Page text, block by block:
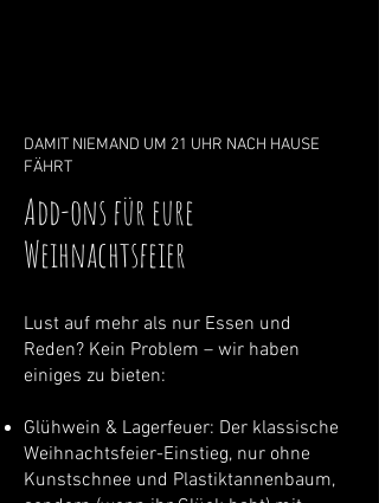
DAMIT NIEMAND UM 21 UHR NACH HAUSE
FÄHRT
Add-ons für eure
Weihnachtsfeier
Lust auf mehr als nur Essen und
Reden? Kein Problem – wir haben
einiges zu bieten:
Glühwein & Lagerfeuer: Der klassische
Weihnachtsfeier-Einstieg, nur ohne
Kunstschnee und Plastiktannenbaum,